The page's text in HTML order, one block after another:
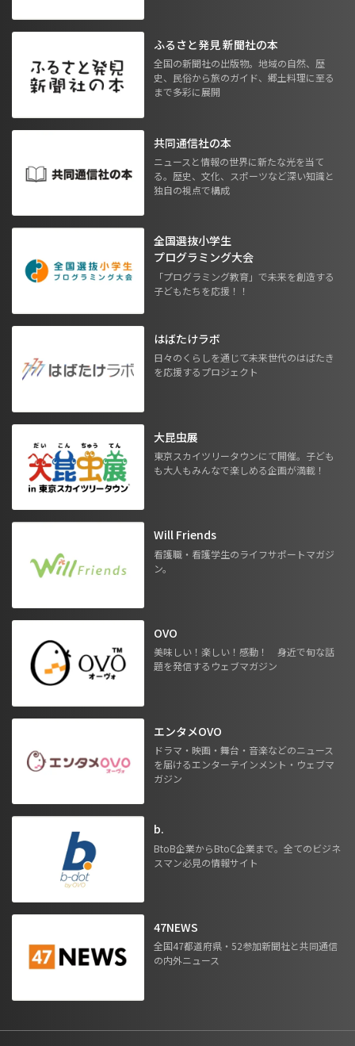
ふるさと発見 新聞社の本
全国の新聞社の出版物。地域の自然、歴
史、民俗から旅のガイド、郷土料理に至る
まで多彩に展開
共同通信社の本
ニュースと情報の世界に新たな光を当て
る。歴史、文化、スポーツなど深い知識と
独自の視点で構成
全国選抜小学生
プログラミング大会
「プログラミング教育」で未来を創造する
子どもたちを応援！！
はばたけラボ
日々のくらしを通じて未来世代のはばたき
を応援するプロジェクト
大昆虫展
東京スカイツリータウンにて開催。子ども
も大人もみんなで楽しめる企画が満載！
Will Friends
看護職・看護学生のライフサポートマガジ
ン。
OVO
美味しい！楽しい！感動！ 身近で旬な話
題を発信するウェブマガジン
エンタメOVO
ドラマ・映画・舞台・音楽などのニュース
を届けるエンターテインメント・ウェブマ
ガジン
b.
BtoB企業からBtoC企業まで。全てのビジネ
スマン必見の情報サイト
47NEWS
全国47都道府県・52参加新聞社と共同通信
の内外ニュース